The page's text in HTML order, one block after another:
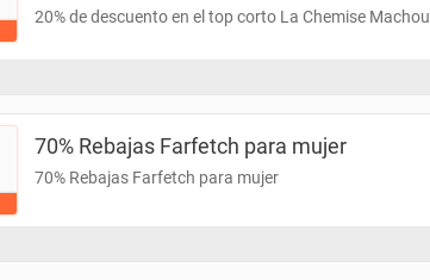
20% de descuento en el top corto La Chemise Machou
70% Rebajas Farfetch para mujer
70% Rebajas Farfetch para mujer